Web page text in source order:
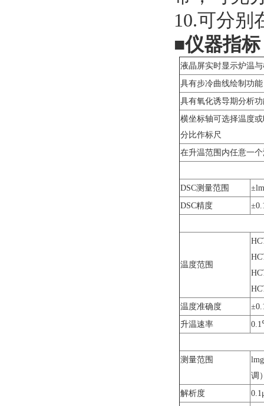
10.可分别在
■仪器指标
液晶屏实时显示炉温与样
具有步冷曲线绘制功能
具有氧化诱导期分析
横坐标轴可选择温度或
分比作标尺
在升温范围内任意一个
DSC测量范围
DSC精度
温度范围
温度准确度
升温速率
测量范围
调
解析度